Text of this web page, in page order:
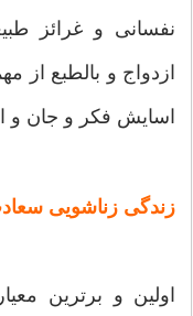
نفسانی و غرائز
ازدواج و بالطبع از
اسایش فکر و جان
زندگی زناشویی
اولین و برترین